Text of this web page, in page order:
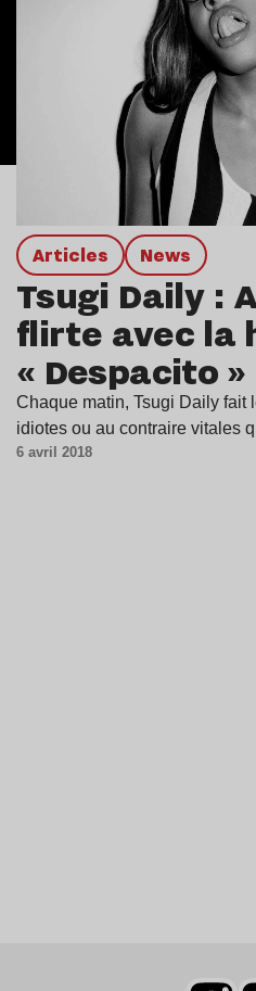
Articles news
Tsugi Daily :
flirte avec la
« Despacito
milliards…
Chaque matin, Tsugi Daily fait
idiotes ou au contraire vitales
6 avril 2018